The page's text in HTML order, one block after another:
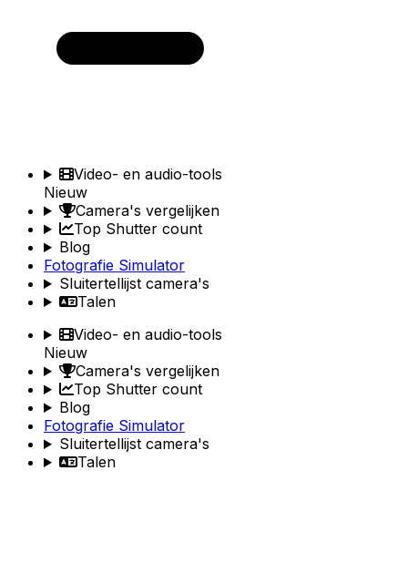
Video- en audio-tools
Nieuw
Camera's vergelijken
Top Shutter count
Blog
Fotografie Simulator
Sluitertellijst camera's
Talen
Video- en audio-tools
Nieuw
Camera's vergelijken
Top Shutter count
Blog
Fotografie Simulator
Sluitertellijst camera's
Talen